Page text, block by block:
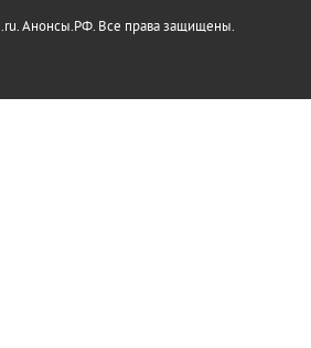
Анонсы.РФ. Все права защищены.